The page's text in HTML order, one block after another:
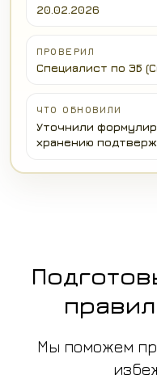
20.02.2026
ПРОВЕРИЛ
Специалист по ЭБ
ЧТО ОБНОВИЛИ
Уточнили
хранению
Мы поможем